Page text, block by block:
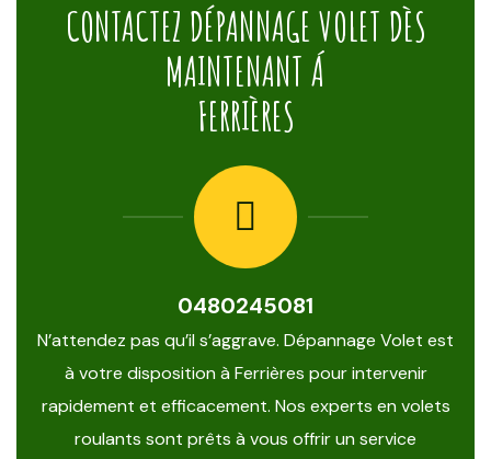
CONTACTEZ DÉPANNAGE VOLET DÈS
MAINTENANT Á
FERRIÈRES
0480245081
N’attendez pas qu’il s’aggrave. Dépannage Volet est
à votre disposition à Ferrières pour intervenir
rapidement et efficacement. Nos experts en volets
roulants sont prêts à vous offrir un service